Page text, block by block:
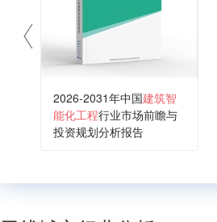
2026-2031年中国建筑智
能化工程行业市场前瞻与
投资规划分析报告